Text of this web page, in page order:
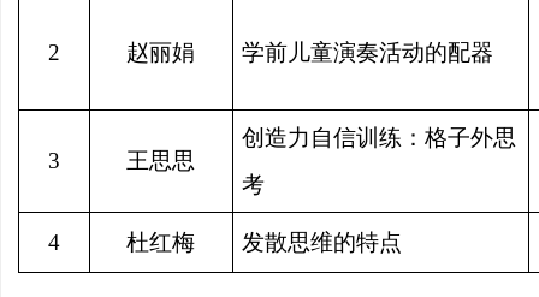
2 赵丽娟 学前儿童演奏活动的配器
3 王思思
创造力自信训练：格子外思
考
4 杜红梅 发散思维的特点